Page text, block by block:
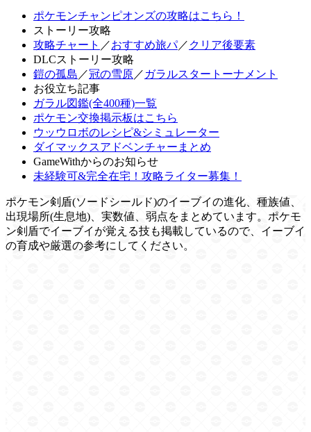
ポケモンチャンピオンズの攻略はこちら！
ストーリー攻略
攻略チャート ／おすすめ旅パ／ クリア後要素
DLCストーリー攻略
鎧の孤島 ／冠の雪原／ ガラルスタートーナメント
お役立ち記事
ガラル図鑑(全400種)一覧
ポケモン交換掲示板はこちら
ウッウロボのレシピ&シミュレーター
ダイマックスアドベンチャーまとめ
GameWithからのお知らせ
未経験可&完全在宅！攻略ライター募集！
ポケモン剣盾(ソードシールド)のイーブイの進化、種族値、
出現場所(生息地)、実数値、弱点をまとめています。ポケモ
ン剣盾でイーブイが覚える技も掲載しているので、イーブイ
の育成や厳選の参考にしてください。